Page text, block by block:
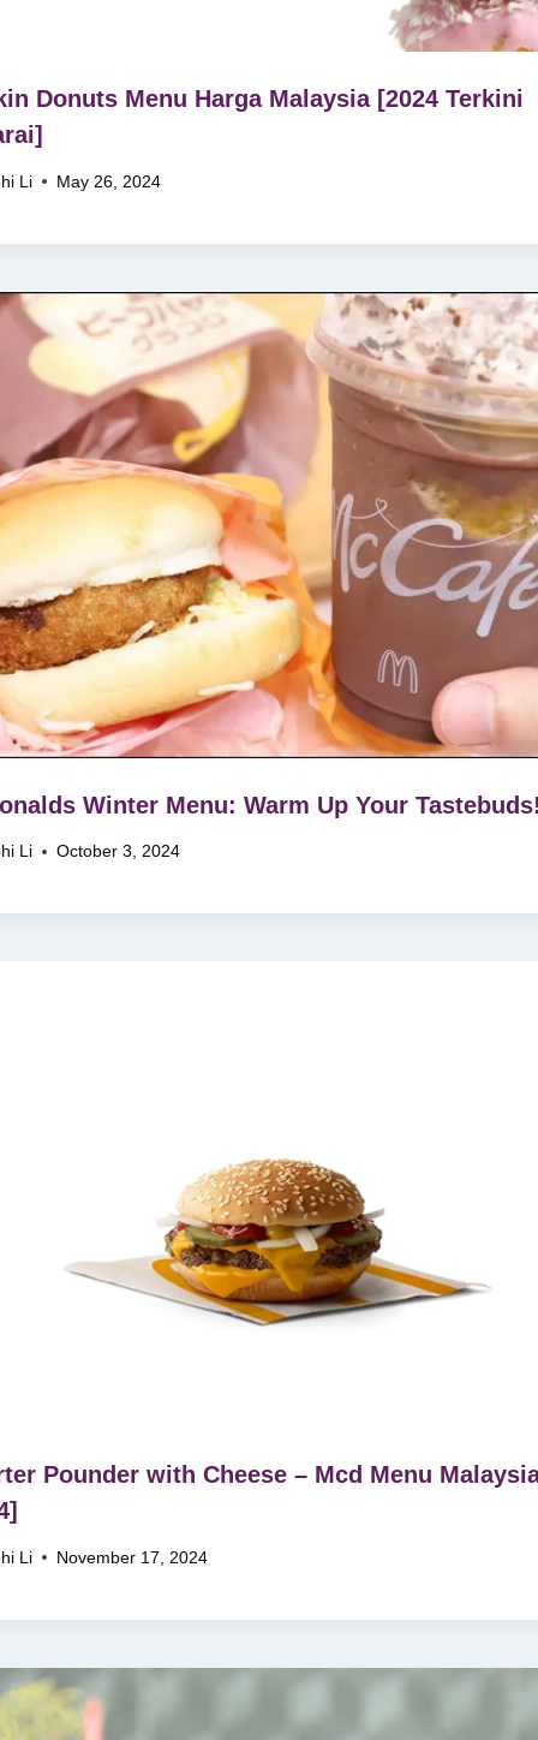
Donuts Menu Harga Malaysia [2024 Terkini
Li May 26, 2024
Winter Menu: Warm Up Your
Li October 3, 2024
Pounder with Cheese – Mcd Menu
Li November 17, 2024